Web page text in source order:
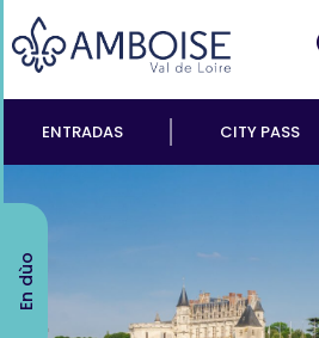
ENTRADAS CITY PASS
En dùo